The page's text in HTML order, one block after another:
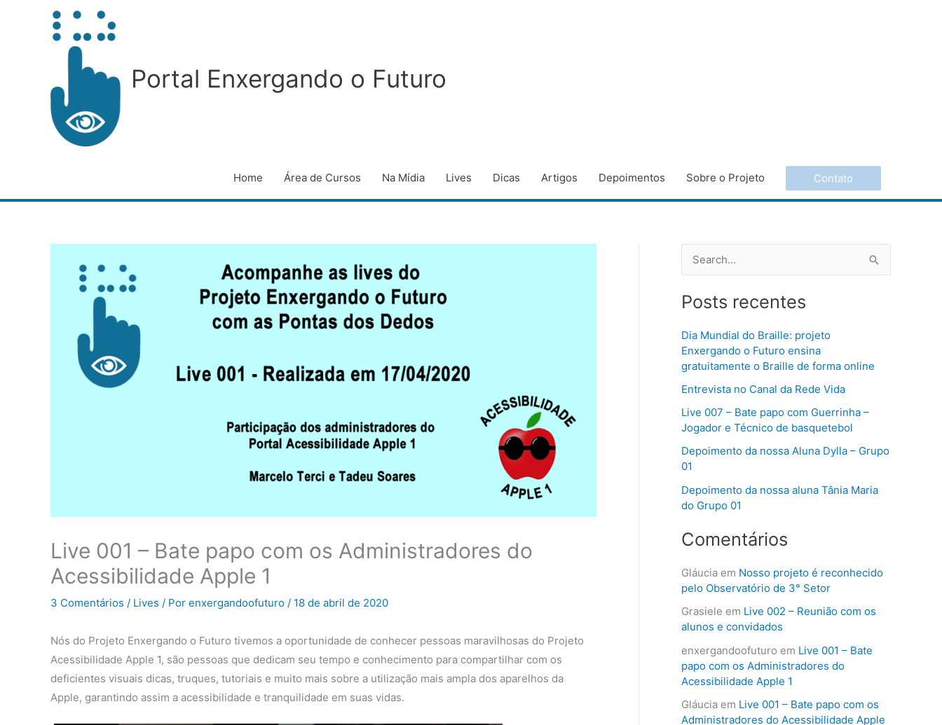
Portal Enxergando o Futuro
Home Área de Cursos Na Mídia Lives Dicas Artigos Depoimentos Sobre o Projeto Contato
Live 001 – Bate papo com os Administradores do
Acessibilidade Apple 1
3 Comentários / Lives / Por enxergandoofuturo / 18 de abril de 2020
Nós do Projeto Enxergando o Futuro tivemos a oportunidade de conhecer pessoas maravilhosas do Projeto
Acessibilidade Apple 1, são pessoas que dedicam seu tempo e conhecimento para compartilhar com os
deficientes visuais dicas, truques, tutoriais e muito mais sobre a utilização mais ampla dos aparelhos da
Apple, garantindo assim a acessibilidade e tranquilidade em suas vidas.
s
u
i
s
a
r
p
o
r
Posts recentes
Dia Mundial do Braille: projeto
Enxergando o Futuro ensina
gratuitamente o Braille de forma online
Entrevista no Canal da Rede Vida
Live 007 – Bate papo com Guerrinha –
Jogador e Técnico de basquetebol
Depoimento da nossa Aluna Dylla – Grupo
01
Depoimento da nossa aluna Tânia Maria
do Grupo 01
Comentários
Gláucia em Nosso projeto é reconhecido
pelo Observatório de 3° Setor
Grasiele em Live 002 – Reunião com os
alunos e convidados
enxergandoofuturo em Live 001 – Bate
papo com os Administradores do
Acessibilidade Apple 1
Gláucia em Live 001 – Bate papo com os
Administradores do Acessibilidade Apple